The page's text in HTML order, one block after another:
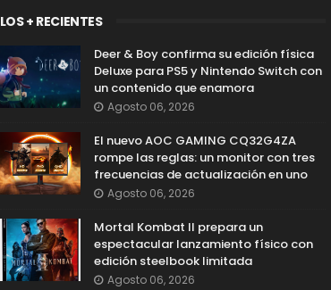
LOS + RECIENTES
Deer & Boy confirma su edición física
Deluxe para PS5 y Nintendo Switch con
un contenido que enamora
Agosto 06, 2026
El nuevo AOC GAMING CQ32G4ZA
rompe las reglas: un monitor con tres
frecuencias de actualización en uno
Agosto 06, 2026
Mortal Kombat II prepara un
espectacular lanzamiento físico con
edición steelbook limitada
Agosto 06, 2026